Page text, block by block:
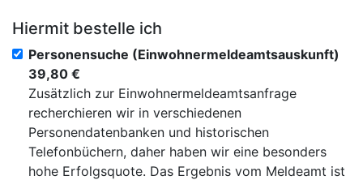
Hiermit bestelle ich
Personensuche (Einwohnermeldeamtsauskunft)
39,80 €
Zusätzlich zur Einwohnermeldeamtsanfrage
recherchieren wir in verschiedenen
Personendatenbanken und historischen
Telefonbüchern, daher haben wir eine besonders
hohe Erfolgsquote. Das Ergebnis vom Meldeamt ist